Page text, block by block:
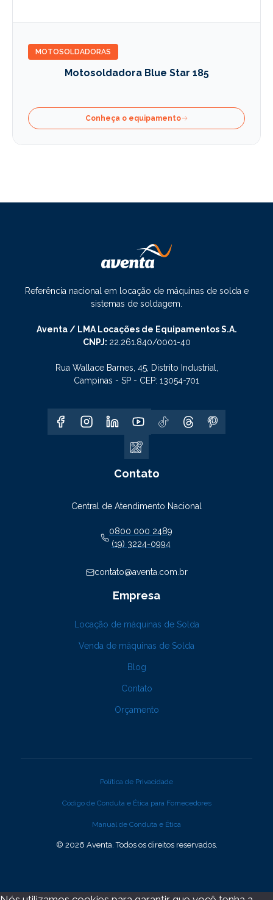
MOTOSOLDADORAS
Motosoldadora Blue Star 185
Conheça o equipamento
Referência nacional em locação de máquinas de solda e
sistemas de soldagem.
Aventa / LMA Locações de Equipamentos S.A.
CNPJ: 22.261.840/0001-40
Rua Wallace Barnes, 45, Distrito Industrial,
Campinas - SP - CEP: 13054-701
Contato
Central de Atendimento Nacional
0800 000 2489
(19) 3224-0994
contato@aventa.com.br
Empresa
Locação de máquinas de Solda
Venda de máquinas de Solda
Blog
Contato
Orçamento
© 2026 Aventa. Todos os direitos reservados.
Política de Privacidade
Código de Conduta e Ética para Fornecedores
Manual de Conduta e Ética